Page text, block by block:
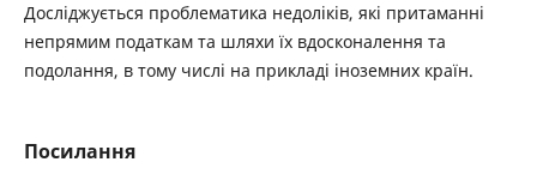
Досліджується проблематика недоліків, які притаманні
непрямим податкам та шляхи їх вдосконалення та
подолання, в тому числі на прикладі іноземних країн.
Посилання